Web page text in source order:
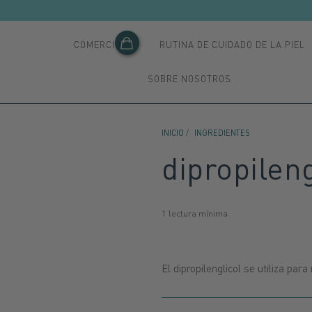
COMERCIO RUTINA DE CUIDADO DE LA PIEL
SOBRE NOSOTROS
INICIO / INGREDIENTES
1 lectura mínima
El dipropilenglicol se utiliza